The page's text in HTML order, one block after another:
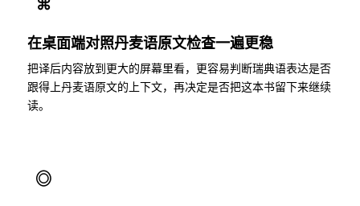
在桌面端对照丹麦语原文检查一遍更稳
把译后内容放到更大的屏幕里看，更容易判断瑞典语表达是否
跟得上丹麦语原文的上下文，再决定是否把这本书留下来继续
读。
◎